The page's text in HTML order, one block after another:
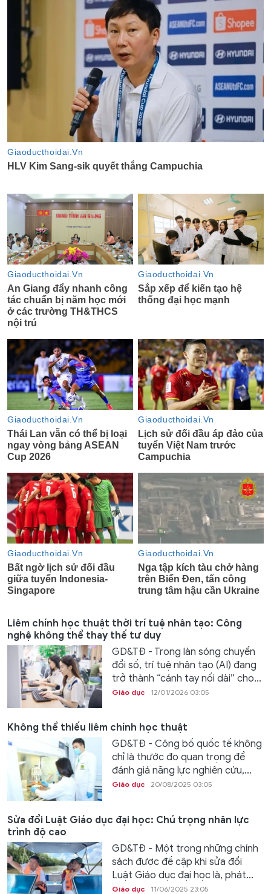
Liêm chính học thuật thời trí tuệ nhân tạo: Công
nghệ không thể thay thế tư duy
GD&TĐ - Trong làn sóng chuyển
đổi số, trí tuệ nhân tạo (AI) đang
trở thành “cánh tay nối dài” cho...
Giáo dục 12/01/2026 03:05
Không thể thiếu liêm chính học thuật
GD&TĐ - Công bố quốc tế không
chỉ là thước đo quan trọng để
đánh giá năng lực nghiên cứu,...
Giáo dục 20/08/2025 03:05
Sửa đổi Luật Giáo dục đại học: Chú trọng nhân lực
trình độ cao
GD&TĐ - Một trong những chính
sách được đề cập khi sửa đổi
Luật Giáo dục đại học là, phát...
Giáo dục 11/06/2025 23:05